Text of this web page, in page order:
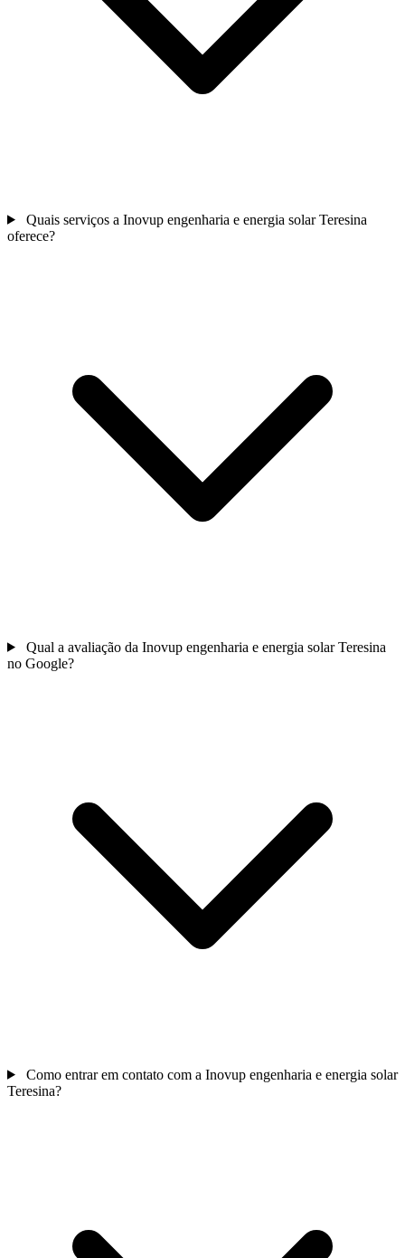
Quais serviços a Inovup engenharia e energia solar Teresina
oferece?
Qual a avaliação da Inovup engenharia e energia solar Teresina
no Google?
Como entrar em contato com a Inovup engenharia e energia solar
Teresina?